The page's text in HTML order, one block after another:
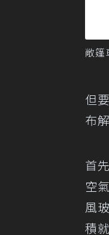
敞篷
但
布
首
空
風
積